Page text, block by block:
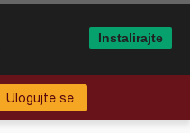
Ulogujte se
Instalirajte